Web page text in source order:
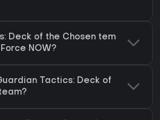
Deck of the Chosen tem
NOW?
Tactics: Deck of